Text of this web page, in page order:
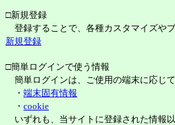
□新規登録
登録することで、各種カスタマイズや
新規登録
□簡単ログインで使う情報
簡単ログインは、ご使用の端末に応じ
・ 端末固有情報
・ cookie
いずれも、当サイトに登録された情報